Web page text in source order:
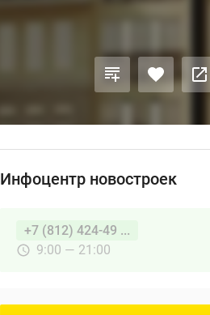
Инфоцентр новостроек
+7 (812) 424-49 ...
9:00 — 21:00